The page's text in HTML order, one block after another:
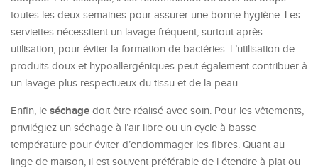
toutes les deux semaines pour assurer une bonne hygiène. Les
serviettes nécessitent un lavage fréquent, surtout après
utilisation, pour éviter la formation de bactéries. L’utilisation de
produits doux et hypoallergéniques peut également contribuer à
un lavage plus respectueux du tissu et de la peau.
Enfin, le séchage doit être réalisé avec soin. Pour les vêtements,
privilégiez un séchage à l’air libre ou un cycle à basse
température pour éviter d’endommager les fibres. Quant au
linge de maison, il est souvent préférable de l étendre à plat ou